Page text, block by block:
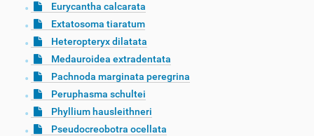
Eurycantha calcarata
Extatosoma tiaratum
Heteropteryx dilatata
Medauroidea extradentata
Pachnoda marginata peregrina
Peruphasma schultei
Phyllium hausleithneri
Pseudocreobotra ocellata